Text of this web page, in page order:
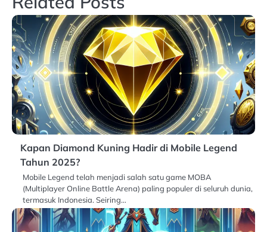
Kapan Diamond Kuning Hadir di Mobile Legend
Tahun 2025?
Mobile Legend telah menjadi salah satu game MOBA
(Multiplayer Online Battle Arena) paling populer di seluruh dunia,
termasuk Indonesia. Seiring…